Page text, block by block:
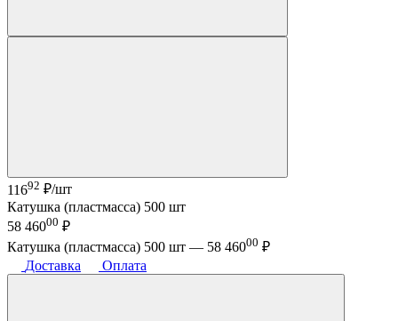
11692 ₽/шт
Катушка (пластмасса) 500 шт
58 46000 ₽
Катушка (пластмасса) 500 шт — 58 46000 ₽
Доставка
Оплата